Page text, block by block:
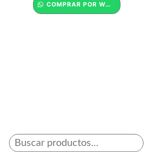
COMPRAR POR WHATSAPP